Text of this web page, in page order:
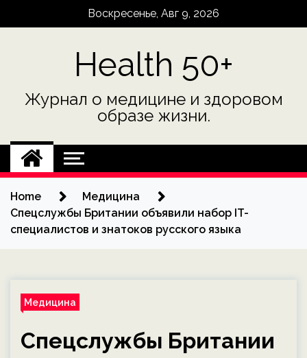
Воскресенье, Авг 9, 2026
Health 50+
Журнал о медицине и здоровом
образе жизни.
Home
Медицина
Спецслужбы Британии объявили набор IT-
специалистов и знатоков русского языка
Медицина
Спецслужбы Британии